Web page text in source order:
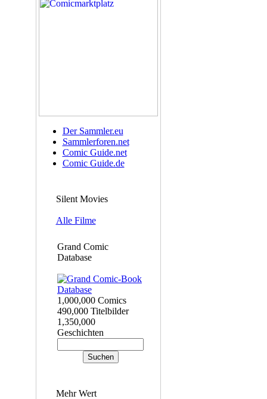
Der Sammler.eu
Sammlerforen.net
Comic Guide.net
Comic Guide.de
Silent Movies
Alle Filme
Grand Comic
Database
1,000,000 Comics
490,000 Titelbilder
1,350,000
Geschichten
Mehr Wert